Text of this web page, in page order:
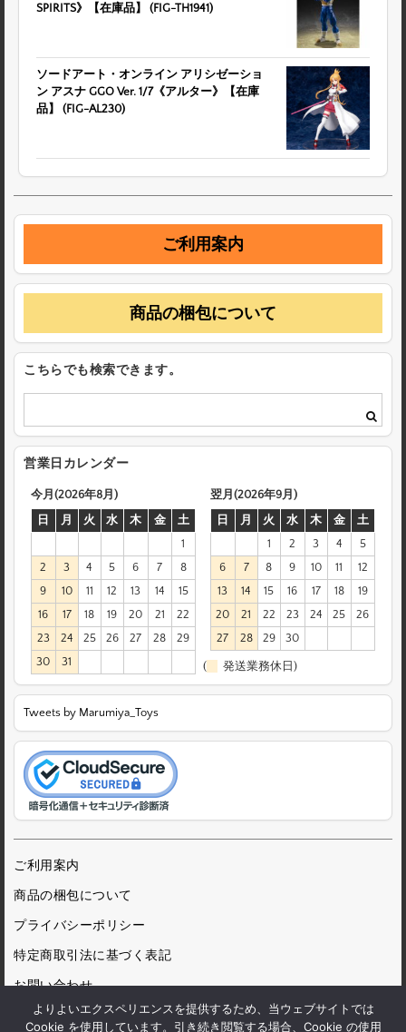
SPIRITS》【在庫品】 (FIG-TH1941)
ソードアート・オンライン アリシゼーショ
ン アスナ GGO Ver. 1/7《アルター》【在庫
品】 (FIG-AL230)
ご利用案内
商品の梱包について
こちらでも検索できます。
営業日カレンダー
今月(2026年8月)
日
月 火 水 木 金
土
1
2
3 4 5 6 7
8
9
10 11 12 13 14
15
16
17 18 19 20 21
22
23
24 25 26 27 28
29
30
31
翌月(2026年9月)
日
月 火 水 木 金
土
1
2 3 4
5
6
7 8 9 10 11
12
13
14 15 16 17 18
19
20
21 22 23 24 25
26
27
28 29 30
( 発送業務休日)
Tweets by Marumiya_Toys
ご利用案内
商品の梱包について
プライバシーポリシー
特定商取引法に基づく表記
お問い合わせ
よりよいエクスペリエンスを提供するため、当ウェブサイトでは
Cookie を使用しています。引き続き閲覧する場合、Cookie の使用